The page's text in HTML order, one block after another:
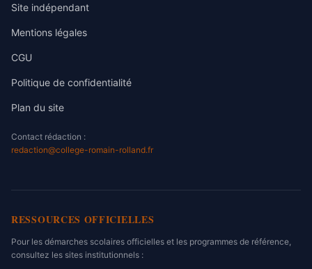
Site indépendant
Mentions légales
CGU
Politique de confidentialité
Plan du site
Contact rédaction :
redaction@college-romain-rolland.fr
RESSOURCES OFFICIELLES
Pour les démarches scolaires officielles et les programmes de référence,
consultez les sites institutionnels :